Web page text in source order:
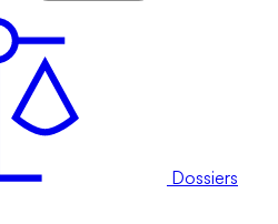
Dossiers